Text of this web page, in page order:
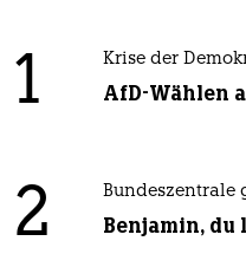
1 Krise der
AfD-Wählen
2 Bundeszentrale
Benjamin,